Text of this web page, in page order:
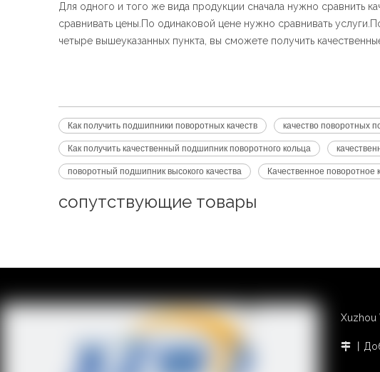
Для одного и того же вида продукции сначала нужно сравнить
сравнивать цены.По одинаковой цене нужно сравнивать
четыре вышеуказанных пункта, вы сможете получить
Как получить подшипники поворотных качеств качество поворотных
Как получить качественный подшипник поворотного кольца
поворотный подшипник высокого качества Качественное поворотное
сопутствующие товары
Xuzhou
 丨